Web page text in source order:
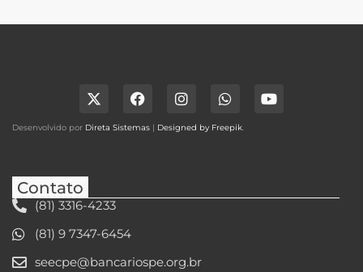
Desenvolvido por Direta Sistemas | Designed by Freepik.
Contato
(81) 3316-4233
(81) 9 7347-6454
seecpe@bancariospe.org.br